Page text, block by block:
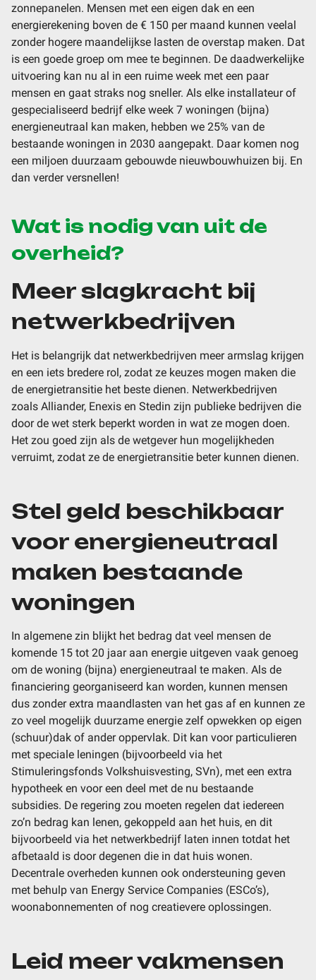
zonnepanelen. Mensen met een eigen dak en een
energierekening boven de € 150 per maand kunnen veelal
zonder hogere maandelijkse lasten de overstap maken. Dat
is een goede groep om mee te beginnen. De daadwerkelijke
uitvoering kan nu al in een ruime week met een paar
mensen en gaat straks nog sneller. Als elke installateur of
gespecialiseerd bedrijf elke week 7 woningen (bijna)
energieneutraal kan maken, hebben we 25% van de
bestaande woningen in 2030 aangepakt. Daar komen nog
een miljoen duurzaam gebouwde nieuwbouwhuizen bij. En
dan verder versnellen!
Wat is nodig van uit de
overheid?
Meer slagkracht bij
netwerkbedrijven
Het is belangrijk dat netwerkbedrijven meer armslag krijgen
en een iets bredere rol, zodat ze keuzes mogen maken die
de energietransitie het beste dienen. Netwerkbedrijven
zoals Alliander, Enexis en Stedin zijn publieke bedrijven die
door de wet sterk beperkt worden in wat ze mogen doen.
Het zou goed zijn als de wetgever hun mogelijkheden
verruimt, zodat ze de energietransitie beter kunnen dienen.
Stel geld beschikbaar
voor energieneutraal
maken bestaande
woningen
In algemene zin blijkt het bedrag dat veel mensen de
komende 15 tot 20 jaar aan energie uitgeven vaak genoeg
om de woning (bijna) energieneutraal te maken. Als de
financiering georganiseerd kan worden, kunnen mensen
dus zonder extra maandlasten van het gas af en kunnen ze
zo veel mogelijk duurzame energie zelf opwekken op eigen
(schuur)dak of ander oppervlak. Dit kan voor particulieren
met speciale leningen (bijvoorbeeld via het
Stimuleringsfonds Volkshuisvesting, SVn), met een extra
hypotheek en voor een deel met de nu bestaande
subsidies. De regering zou moeten regelen dat iedereen
zo’n bedrag kan lenen, gekoppeld aan het huis, en dit
bijvoorbeeld via het netwerkbedrijf laten innen totdat het
afbetaald is door degenen die in dat huis wonen.
Decentrale overheden kunnen ook ondersteuning geven
met behulp van Energy Service Companies (ESCo’s),
woonabonnementen of nog creatievere oplossingen.
Leid meer vakmensen